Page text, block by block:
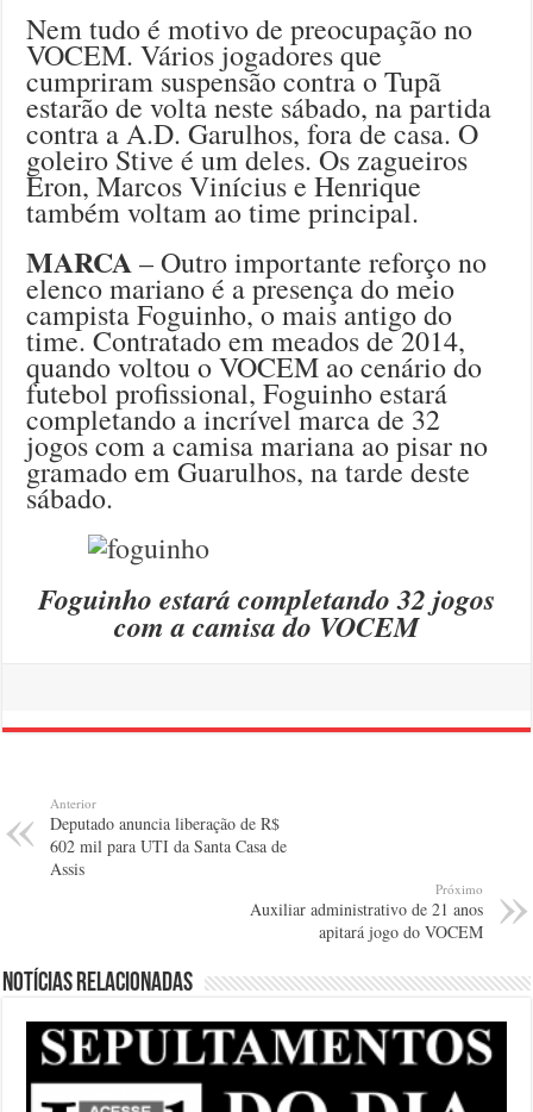
Nem tudo é motivo de preocupação no
VOCEM. Vários jogadores que
cumpriram suspensão contra o Tupã
estarão de volta neste sábado, na partida
contra a A.D. Garulhos, fora de casa. O
goleiro Stive é um deles. Os zagueiros
Eron, Marcos Vinícius e Henrique
também voltam ao time principal.
MARCA– Outro importante reforço no
elenco mariano é a presença do meio
campista Foguinho, o mais antigo do
time. Contratado em meados de 2014,
quando voltou o VOCEM ao cenário do
futebol profissional, Foguinho estará
completando a incrível marca de 32
jogos com a camisa mariana ao pisar no
gramado em Guarulhos, na tarde deste
sábado.
Foguinho estará completando 32 jogos
com a camisa do VOCEM
Anterior
Deputado anuncia liberação de R$
602 mil para UTI da Santa Casa de
Assis
Próximo
Auxiliar administrativo de 21 anos
apitará jogo do VOCEM
Notícias relacionadas